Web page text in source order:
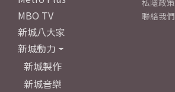
MBO TV
新城八大家
新城動力
新城製作
新城音樂
私隱政策
聯絡我們